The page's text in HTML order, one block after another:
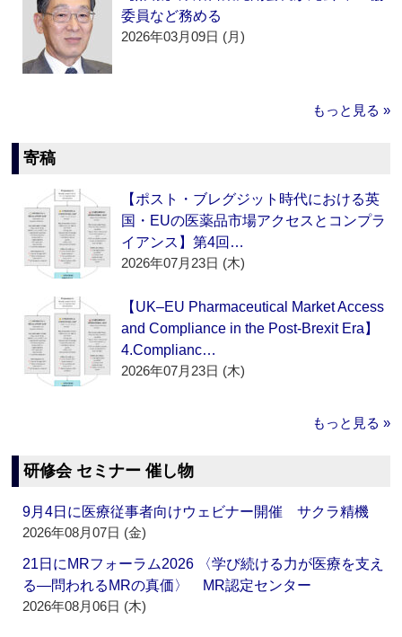
委員など務める
2026年03月09日 (月)
もっと見る »
寄稿
【ポスト・ブレグジット時代における英
国・EUの医薬品市場アクセスとコンプラ
イアンス】第4回…
2026年07月23日 (木)
【UK–EU Pharmaceutical Market Access
and Compliance in the Post-Brexit Era】
4.Complianc…
2026年07月23日 (木)
もっと見る »
研修会 セミナー 催し物
9月4日に医療従事者向けウェビナー開催 サクラ精機
2026年08月07日 (金)
21日にMRフォーラム2026 〈学び続ける力が医療を支え
る―問われるMRの真価〉 MR認定センター
2026年08月06日 (木)